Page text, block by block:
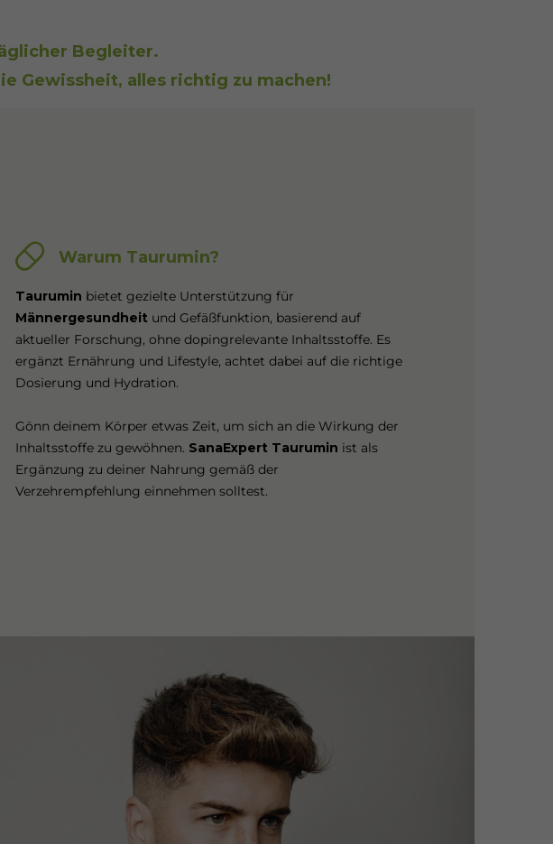
Begleiter.
Gewissheit, alles richtig zu machen!
Warum Taurumin?
Taurumin bietet gezielte Unterstützung für
Männergesundheit und Gefäßfunktion, basierend auf
aktueller Forschung, ohne dopingrelevante Inhaltsstoffe. Es
ergänzt Ernährung und Lifestyle, achtet dabei auf die richtige
Dosierung und Hydration.
Gönn deinem Körper etwas Zeit, um sich an die Wirkung der
Inhaltsstoffe zu gewöhnen. SanaExpert Taurumin ist als
Ergänzung zu deiner Nahrung gemäß der
Verzehrempfehlung einnehmen solltest.